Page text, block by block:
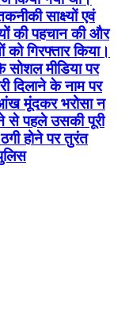
साक्ष्यों एवं
की पहचान की और
गिरफ्तार किया।
मीडिया पर
दिलाने के नाम पर
आंख मूंदकर भरोसा न
से पहले उसकी पूरी
होने पर तुरंत